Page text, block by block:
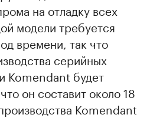
на отладку всех
модели требуется
времени, так что
серийных
Komendant будет
он составит около 18
Komendant